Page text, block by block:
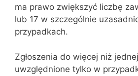
ma prawo zwiększyć liczbę
lub 17 w szczególnie
przypadkach.
Zgłoszenia do więcej niż
uwzględnione tylko w